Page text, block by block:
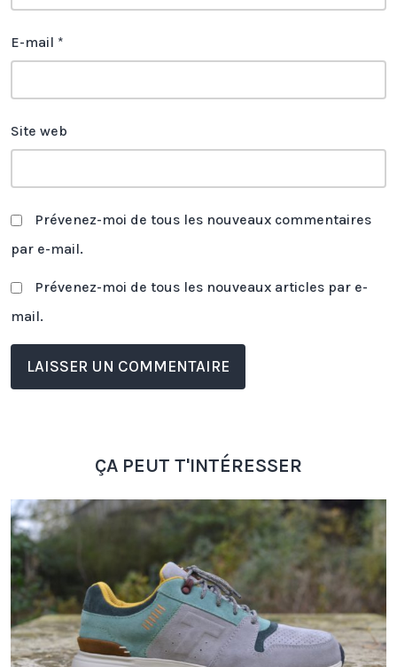
E-mail *
Site web
Prévenez-moi de tous les nouveaux commentaires
par e-mail.
Prévenez-moi de tous les nouveaux articles par e-
mail.
ÇA PEUT T'INTÉRESSER